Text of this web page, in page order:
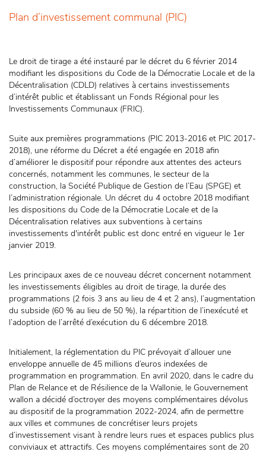
Plan d’investissement communal (PIC)
Le droit de tirage a été instauré par le décret du 6 février 2014
modifiant les dispositions du Code de la Démocratie Locale et de la
Décentralisation (CDLD) relatives à certains investissements
d’intérêt public et établissant un Fonds Régional pour les
Investissements Communaux (FRIC).
Suite aux premières programmations (PIC 2013-2016 et PIC 2017-
2018), une réforme du Décret a été engagée en 2018 afin
d’améliorer le dispositif pour répondre aux attentes des acteurs
concernés, notamment les communes, le secteur de la
construction, la Société Publique de Gestion de l’Eau (SPGE) et
l’administration régionale. Un décret du 4 octobre 2018 modifiant
les dispositions du Code de la Démocratie Locale et de la
Décentralisation relatives aux subventions à certains
investissements d'intérêt public est donc entré en vigueur le 1er
janvier 2019.
Les principaux axes de ce nouveau décret concernent notamment
les investissements éligibles au droit de tirage, la durée des
programmations (2 fois 3 ans au lieu de 4 et 2 ans), l’augmentation
du subside (60 % au lieu de 50 %), la répartition de l’inexécuté et
l’adoption de l’arrêté d’exécution du 6 décembre 2018.
Initialement, la réglementation du PIC prévoyait d’allouer une
enveloppe annuelle de 45 millions d’euros indexées de
programmation en programmation. En avril 2020, dans le cadre du
Plan de Relance et de Résilience de la Wallonie, le Gouvernement
wallon a décidé d’octroyer des moyens complémentaires dévolus
au dispositif de la programmation 2022-2024, afin de permettre
aux villes et communes de concrétiser leurs projets
d’investissement visant à rendre leurs rues et espaces publics plus
conviviaux et attractifs. Ces moyens complémentaires sont de 20